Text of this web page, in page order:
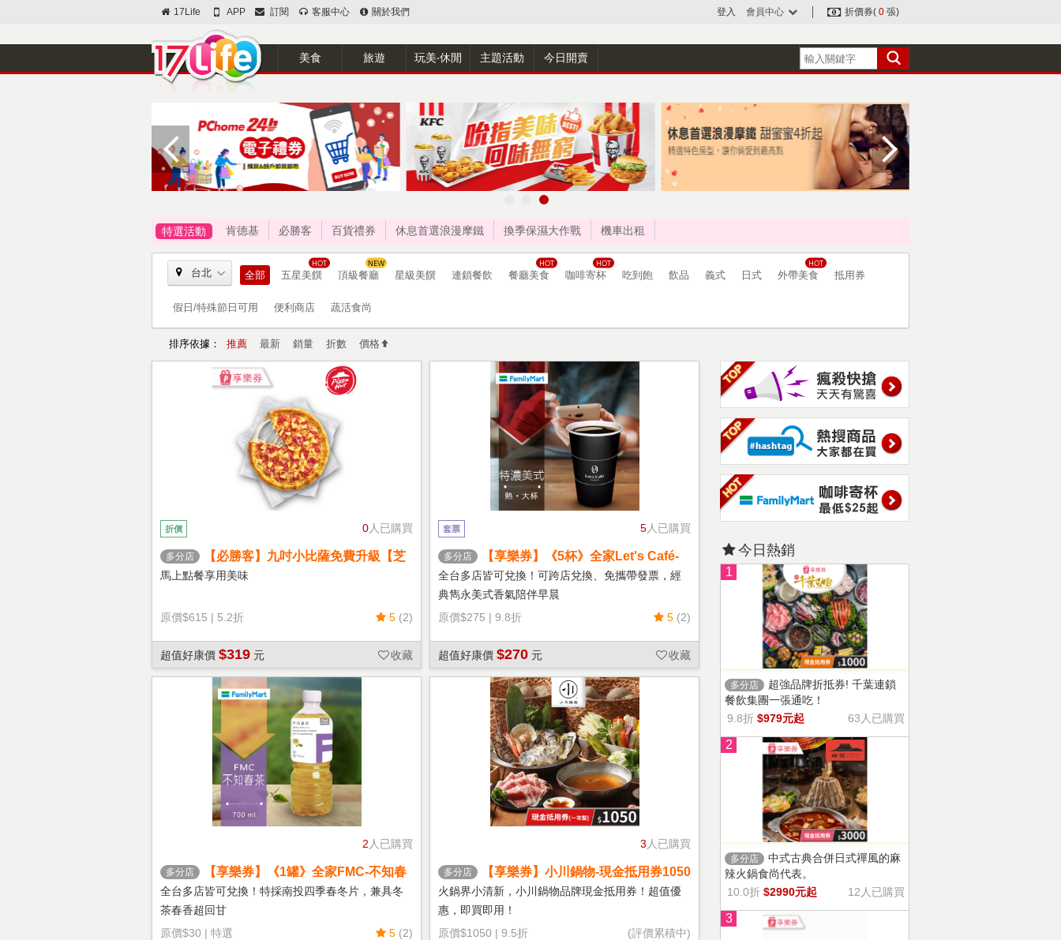
17Life APP 訂閱 客服中心 關於我們 登入 會員中心 折價券( 0 張)
美食 旅遊 玩美‧休閒 主題活動 今日開賣
特選活動 肯德基 必勝客 百貨禮券 休息首選浪漫摩鐵 換季保濕大作戰 機車出租
台北 全部 五星美饌 頂級餐廳 星級美饌 連鎖餐飲 餐廳美食 咖啡寄杯 吃到飽 飲品 義式 日式 外帶美食 抵用券
假日/特殊節日可用 便利商店 蔬活食尚
排序依據： 推薦 最新 銷量 折數 價格
0人已購買
折價
多分店
【必勝客】九吋小比薩免費升級【芝
心餅皮】享樂券
馬上點餐享用美味
原價$615 | 5.2折 5 (2)
超值好康價 $319 元 收藏
5人已購買
套票
多分店
【享樂券】《5杯》全家Let's Café-
熱特濃美式(大杯)
全台多店皆可兌換！可跨店兌換、免攜帶發票，經
典雋永美式香氣陪伴早晨
原價$275 | 9.8折 5 (2)
超值好康價 $270 元 收藏
2 人已購買
多分店
【享樂券】《1罐》全家FMC-不知春
茶
全台多店皆可兌換！特採南投四季春冬片，兼具冬
茶春香超回甘
原價$30 | 特選 5 (2)
3 人已購買
多分店
【享樂券】小川鍋物-現金抵用券1050
元(一次型)
火鍋界小清新，小川鍋物品牌現金抵用券！超值優
惠，即買即用！
原價$1050 | 9.5折 (評價累積中)
今日熱銷
1
多分店
超強品牌折抵券! 千葉連鎖
餐飲集團一張通吃！
9.8折 $979元起 63人已購買
2
多分店
中式古典合併日式禪風的麻
辣火鍋食尚代表。
10.0折 $2990元起 12人已購買
3